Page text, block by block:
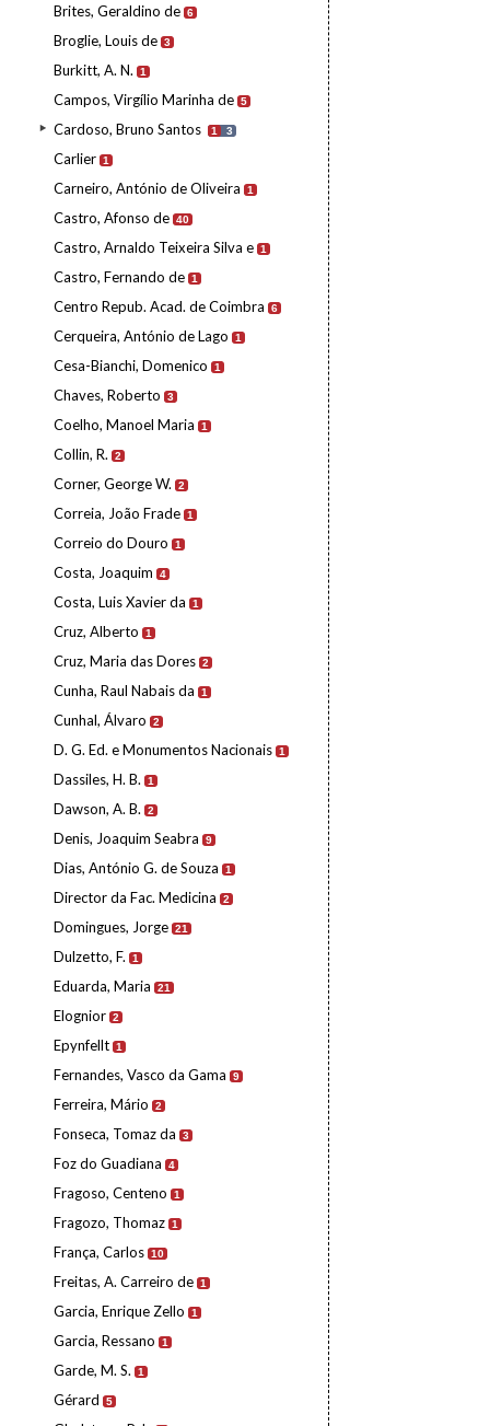
Brites, Geraldino de 6
Broglie, Louis de 3
Burkitt, A. N. 1
Campos, Virgílio Marinha de 5
Cardoso, Bruno Santos 1 3
Carlier 1
Carneiro, António de Oliveira 1
Castro, Afonso de 40
Castro, Arnaldo Teixeira Silva e 1
Castro, Fernando de 1
Centro Repub. Acad. de Coimbra 6
Cerqueira, António de Lago 1
Cesa-Bianchi, Domenico 1
Chaves, Roberto 3
Coelho, Manoel Maria 1
Collin, R. 2
Corner, George W. 2
Correia, João Frade 1
Correio do Douro 1
Costa, Joaquim 4
Costa, Luis Xavier da 1
Cruz, Alberto 1
Cruz, Maria das Dores 2
Cunha, Raul Nabais da 1
Cunhal, Álvaro 2
D. G. Ed. e Monumentos Nacionais 1
Dassiles, H. B. 1
Dawson, A. B. 2
Denis, Joaquim Seabra 9
Dias, António G. de Souza 1
Director da Fac. Medicina 2
Domingues, Jorge 21
Dulzetto, F. 1
Eduarda, Maria 21
Elognior 2
Epynfellt 1
Fernandes, Vasco da Gama 9
Ferreira, Mário 2
Fonseca, Tomaz da 3
Foz do Guadiana 4
Fragoso, Centeno 1
Fragozo, Thomaz 1
França, Carlos 10
Freitas, A. Carreiro de 1
Garcia, Enrique Zello 1
Garcia, Ressano 1
Garde, M. S. 1
Gérard 5